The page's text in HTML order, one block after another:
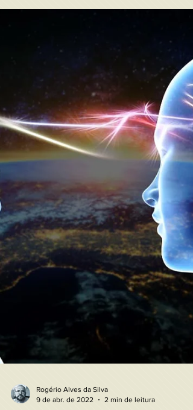
Parado, preso em cega escuridão, não vejo
poder ver além, só, sinto o chão frio sob